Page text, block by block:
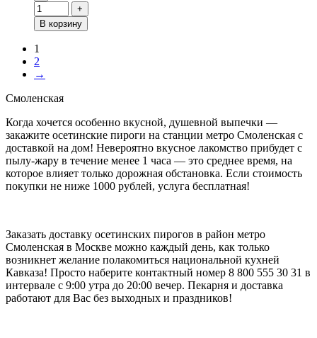
+
В корзину
1
2
→
Смоленская
Когда хочется особенно вкусной, душевной выпечки —
закажите осетинские пироги на станции метро Смоленская с
доставкой на дом! Невероятно вкусное лакомство прибудет с
пылу-жару в течение менее 1 часа — это среднее время, на
которое влияет только дорожная обстановка. Если стоимость
покупки не ниже 1000 рублей, услуга бесплатная!
Заказать доставку осетинских пирогов в район метро
Смоленская в Москве можно каждый день, как только
возникнет желание полакомиться национальной кухней
Кавказа! Просто наберите контактный номер 8 800 555 30 31 в
интервале с 9:00 утра до 20:00 вечер. Пекарня и доставка
работают для Вас без выходных и праздников!